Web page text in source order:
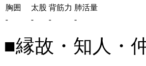
胸囲
太股 背筋力 肺活量
-
- - -
■縁故・知人・